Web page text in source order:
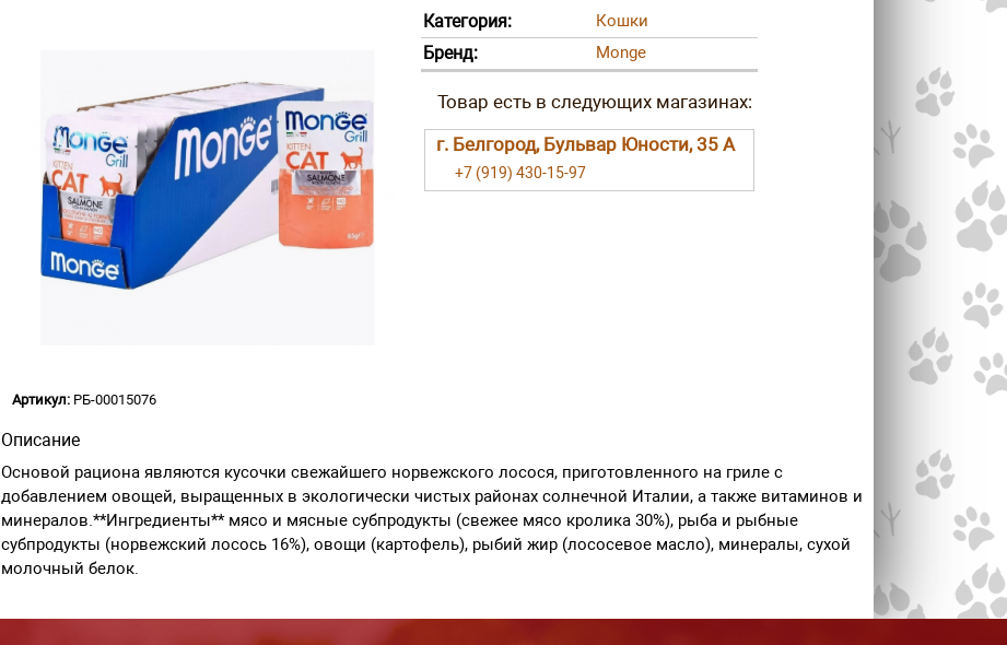
Артикул:РБ-00015076
Категория: Кошки
Бренд: Monge
г. Белгород, Бульвар Юности, 35 А
+7 (919) 430-15-97
Описание
Основой рациона являются кусочки свежайшего норвежского лосося, приготовленного на гриле с
добавлением овощей, выращенных в экологически чистых районах солнечной Италии, а также витаминов и
минералов.**Ингредиенты** мясо и мясные субпродукты (свежее мясо кролика 30%), рыба и рыбные
субпродукты (норвежский лосось 16%), овощи (картофель), рыбий жир (лососевое масло), минералы, сухой
молочный белок.